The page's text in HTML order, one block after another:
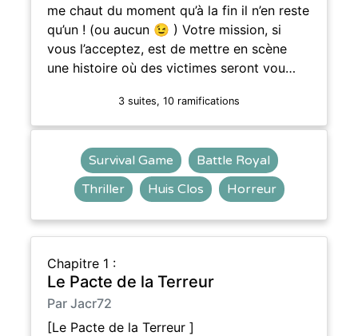
me chaut du moment qu’à la fin il n’en reste
qu’un ! (ou aucun 😉 ) Votre mission, si
vous l’acceptez, est de mettre en scène
une histoire où des victimes seront vou…
3 suites, 10 ramifications
Survival Game
Battle Royal
Thriller
Huis Clos Horreur
Chapitre 1 :
Le Pacte de la Terreur
Par Jacr72
[Le Pacte de la Terreur ]